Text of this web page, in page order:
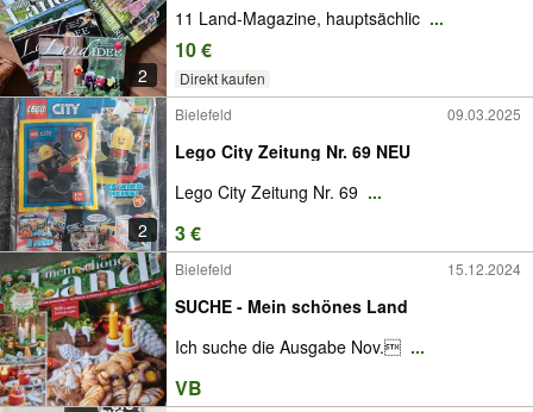
2
11 Land-Magazine, hauptsächlic ...
10 €
Direkt kaufen
2
Bielefeld 09.03.2025
Lego City Zeitung Nr. 69 NEU
Lego City Zeitung Nr. 69 ...
3 €
Bielefeld 15.12.2024
SUCHE - Mein schönes Land
Ich suche die Ausgabe Nov. ...
VB